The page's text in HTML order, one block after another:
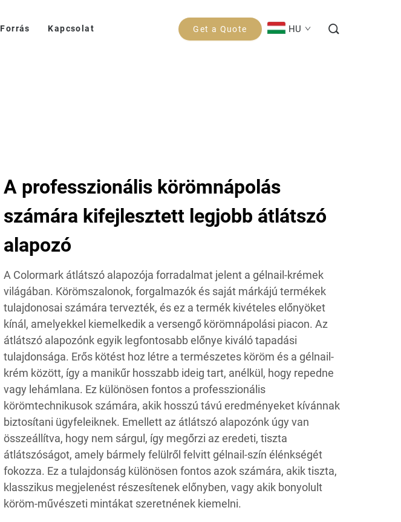
Forrás Kapcsolat Get a Quote HU
A professzionális körömnápolás
számára kifejlesztett legjobb átlátszó
alapozó
A Colormark átlátszó alapozója forradalmat jelent a gélnail-krémek
világában. Körömszalonok, forgalmazók és saját márkájú termékek
tulajdonosai számára tervezték, és ez a termék kivételes előnyöket
kínál, amelyekkel kiemelkedik a versengő körömnápolási piacon. Az
átlátszó alapozónk egyik legfontosabb előnye kiváló tapadási
tulajdonsága. Erős kötést hoz létre a természetes köröm és a gélnail-
krém között, így a manikűr hosszabb ideig tart, anélkül, hogy repedne
vagy lehámlana. Ez különösen fontos a professzionális
körömtechnikusok számára, akik hosszú távú eredményeket kívánnak
biztosítani ügyfeleiknek. Emellett az átlátszó alapozónk úgy van
összeállítva, hogy nem sárgul, így megőrzi az eredeti, tiszta
átlátszóságot, amely bármely felülről felvitt gélnail-szín élénkségét
fokozza. Ez a tulajdonság különösen fontos azok számára, akik tiszta,
klasszikus megjelenést részesítenek előnyben, vagy akik bonyolult
köröm-művészeti mintákat szeretnének kiemelni.